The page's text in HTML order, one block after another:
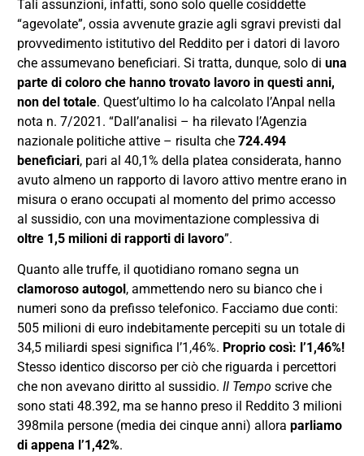
Tali assunzioni, infatti, sono solo quelle cosiddette
“agevolate”, ossia avvenute grazie agli sgravi previsti dal
provvedimento istitutivo del Reddito per i datori di lavoro
che assumevano beneficiari. Si tratta, dunque, solo di una
parte di coloro che hanno trovato lavoro in questi anni,
non del totale. Quest’ultimo lo ha calcolato l’Anpal nella
nota n. 7/2021. “Dall’analisi – ha rilevato l’Agenzia
nazionale politiche attive – risulta che 724.494
beneficiari, pari al 40,1% della platea considerata, hanno
avuto almeno un rapporto di lavoro attivo mentre erano in
misura o erano occupati al momento del primo accesso
al sussidio, con una movimentazione complessiva di
oltre 1,5 milioni di rapporti di lavoro”.
Quanto alle truffe, il quotidiano romano segna un
clamoroso autogol , ammettendo nero su bianco che i
numeri sono da prefisso telefonico. Facciamo due conti:
505 milioni di euro indebitamente percepiti su un totale di
34,5 miliardi spesi significa l’1,46%. Proprio così: l’1,46%!
Stesso identico discorso per ciò che riguarda i percettori
che non avevano diritto al sussidio. Il Tempo scrive che
sono stati 48.392, ma se hanno preso il Reddito 3 milioni
398mila persone (media dei cinque anni) allora parliamo
di appena l’1,42%.